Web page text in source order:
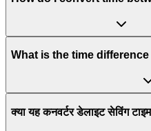
What is the time
क्या यह कनवर्टर डेलाइट सेविंग